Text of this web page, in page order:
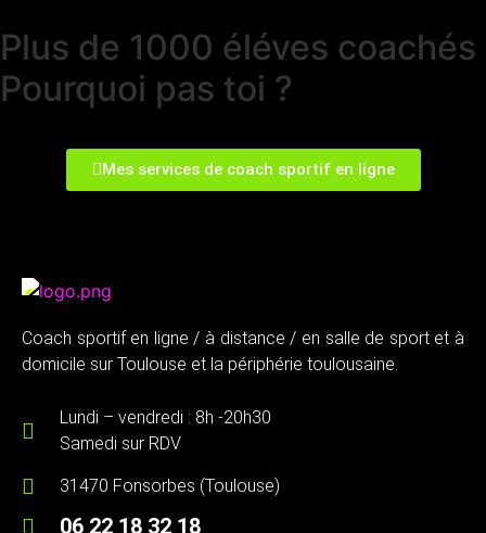
Plus de 1000 éléves coachés
Pourquoi pas toi ?
Mes services de coach sportif en ligne
Coach sportif en ligne / à distance / en salle de sport et à
domicile sur Toulouse et la périphérie toulousaine.
Lundi – vendredi : 8h -20h30
Samedi sur RDV
31470 Fonsorbes (Toulouse)
06 22 18 32 18